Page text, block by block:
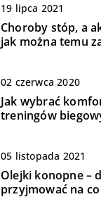
19 lipca 2021
Choroby stóp, a
jak można temu
02 czerwca 2020
Jak wybrać
treningów
05 listopada 2021
Olejki konopne –
przyjmować na